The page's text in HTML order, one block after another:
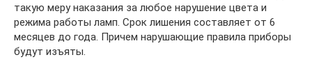
такую меру наказания за любое нарушение цвета и
режима работы ламп. Срок лишения составляет от 6
месяцев до года. Причем нарушающие правила приборы
будут изъяты.